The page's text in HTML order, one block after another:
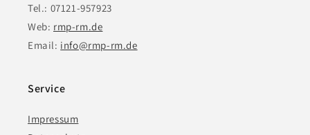
Tel.: 07121-957923
Web: rmp-rm.de
Email: info@rmp-rm.de
Service
Impressum